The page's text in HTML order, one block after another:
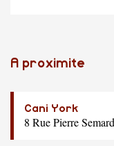
A proximite
Cani York
8 Rue Pierre